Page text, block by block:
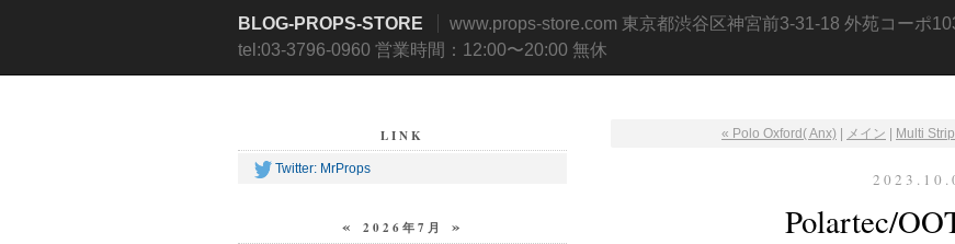
BLOG-PROPS-STORE
www.props-store.com 東京都渋谷区神宮前3-31-18 外苑コーポ
tel:03-3796-0960 営業時間：12:00〜20:00 無休
LINK
Twitter: MrProps
« 2026年7月 »
« Polo Oxford( Anx) メイン Multi
Polartec/